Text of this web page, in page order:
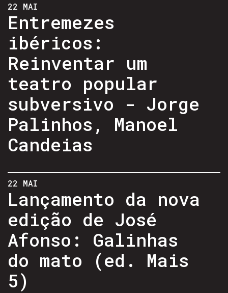
22 MAI
Entremezes
ibéricos:
Reinventar um
teatro popular
subversivo - Jorge
Palinhos, Manoel
Candeias
22 MAI
Lançamento da nova
edição de José
Afonso: Galinhas
do mato (ed. Mais
5)